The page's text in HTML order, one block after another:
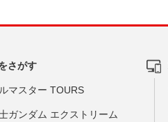
さがす
マスター TOURS
ガンダム エクストリーム